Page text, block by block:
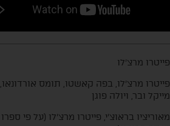
פייטרו מרצ'לו
פייטרו מרצ'לו, בפה קאשטו, תומס אורדונאו,
מייקל ובר, ויולה פוגן
מאוריציו בראוצ'י, פייטרו מרצ'לו (על פי ספרו